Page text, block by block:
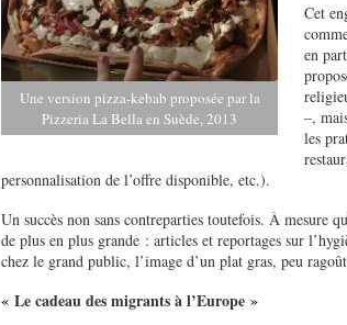
Une version pizza-kebab proposée par la
Pizzeria La Bella en Suède, 2013
Cet
en
–,
les
personnalisation de l’offre disponible, etc.).
Un succès non sans contreparties toutefois. À mesure
de plus en plus grande : articles et reportages sur
chez le grand public, l’image d’un plat gras, peu
« Le cadeau des migrants à l’Europe »